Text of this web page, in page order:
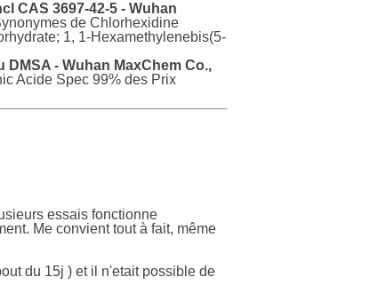
CAS 3697-42-5 - Wuhan
de Chlorhexidine
1, 1-Hexamethylenebis(5-
DMSA - Wuhan MaxChem Co.,
Acide Spec 99% des Prix
essais fonctionne
Me convient tout à fait, même
du 15j ) et il n'etait possible de